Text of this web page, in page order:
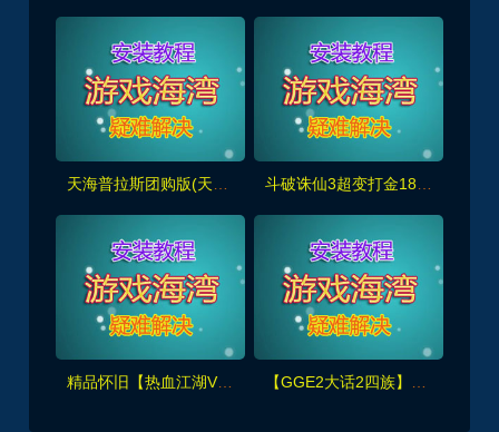
天海普拉斯团购版(天元第四版),仿官复古互通端,一键组队+带全套源码+局域外网教程 斗破诛仙3超变打金18职业精修版，GM工具+网页注册+安装教程
精品怀旧【热血江湖V2.0任务端】百宝阁无限元宝时装披风送+GM工具+支持多开+宝宝挂 【GGE2大话2四族】双端互通第三版,内置GM工具+服务器架设+全套源码+安卓出包等视频教程